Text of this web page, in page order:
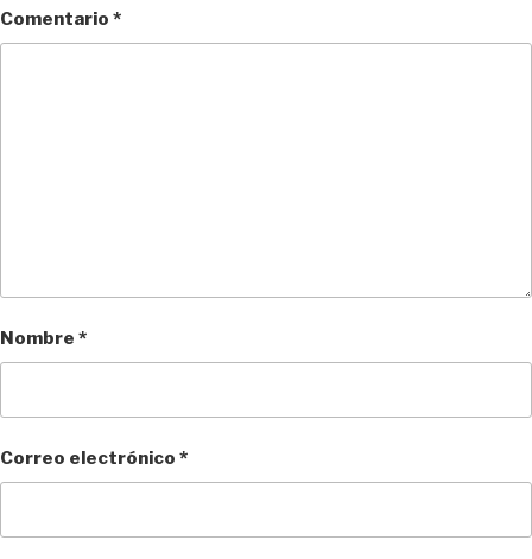
Comentario *
Nombre *
Correo electrónico *